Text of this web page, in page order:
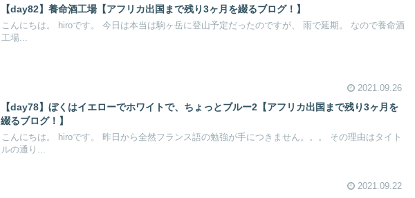
【day82】養命酒工場【アフリカ出国まで残り3ヶ月を綴るブログ！】
こんにちは。 hiroです。 今日は本当は駒ヶ岳に登山予定だったのですが、 雨で延期。 なので養命酒
工場...
2021.09.26
【day78】ぼくはイエローでホワイトで、ちょっとブルー2【アフリカ出国まで残り3ヶ月を
綴るブログ！】
こんにちは。 hiroです。 昨日から全然フランス語の勉強が手につきません。。。 その理由はタイト
ルの通り...
2021.09.22